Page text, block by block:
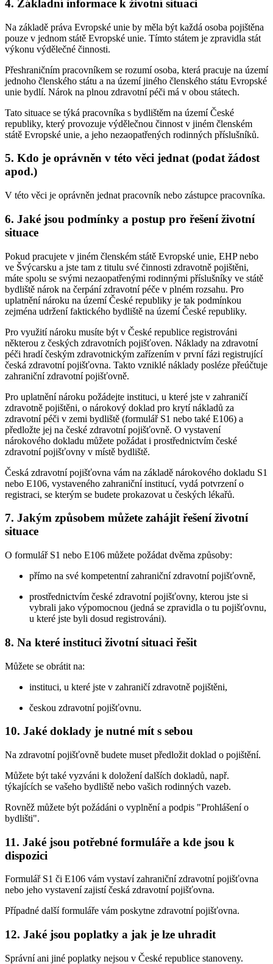
4. Základní informace k životní situaci
Na základě práva Evropské unie by měla být každá osoba pojištěna
pouze v jednom státě Evropské unie. Tímto státem je zpravidla stát
výkonu výdělečné činnosti.
Přeshraničním pracovníkem se rozumí osoba, která pracuje na území
jednoho členského státu a na území jiného členského státu Evropské
unie bydlí. Nárok na plnou zdravotní péči má v obou státech.
Tato situace se týká pracovníka s bydlištěm na území České
republiky, který provozuje výdělečnou činnost v jiném členském
státě Evropské unie, a jeho nezaopatřených rodinných příslušníků.
5. Kdo je oprávněn v této věci jednat (podat žádost
apod.)
V této věci je oprávněn jednat pracovník nebo zástupce pracovníka.
6. Jaké jsou podmínky a postup pro řešení životní
situace
Pokud pracujete v jiném členském státě Evropské unie, EHP nebo
ve Švýcarsku a jste tam z titulu své činnosti zdravotně pojištěni,
máte spolu se svými nezaopatřenými rodinnými příslušníky ve státě
bydliště nárok na čerpání zdravotní péče v plném rozsahu. Pro
uplatnění nároku na území České republiky je tak podmínkou
zejména udržení faktického bydliště na území České republiky.
Pro využití nároku musíte být v České republice registrováni
některou z českých zdravotních pojišťoven. Náklady na zdravotní
péči hradí českým zdravotnickým zařízením v první fázi registrující
česká zdravotní pojišťovna. Takto vzniklé náklady posléze přeúčtuje
zahraniční zdravotní pojišťovně.
Pro uplatnění nároku požádejte instituci, u které jste v zahraničí
zdravotně pojištěni, o nárokový doklad pro krytí nákladů za
zdravotní péči v zemi bydliště (formulář S1 nebo také E106) a
předložte jej na české zdravotní pojišťovně. O vystavení
nárokového dokladu můžete požádat i prostřednictvím české
zdravotní pojišťovny v místě bydliště.
Česká zdravotní pojišťovna vám na základě nárokového dokladu S1
nebo E106, vystaveného zahraniční institucí, vydá potvrzení o
registraci, se kterým se budete prokazovat u českých lékařů.
7. Jakým způsobem můžete zahájit řešení životní
situace
O formulář S1 nebo E106 můžete požádat dvěma způsoby:
přímo na své kompetentní zahraniční zdravotní pojišťovně,
prostřednictvím české zdravotní pojišťovny, kterou jste si
vybrali jako výpomocnou (jedná se zpravidla o tu pojišťovnu,
u které jste byli dosud registrováni).
8. Na které instituci životní situaci řešit
Můžete se obrátit na:
instituci, u které jste v zahraničí zdravotně pojištěni,
českou zdravotní pojišťovnu.
10. Jaké doklady je nutné mít s sebou
Na zdravotní pojišťovně budete muset předložit doklad o pojištění.
Můžete být také vyzváni k doložení dalších dokladů, např.
týkajících se vašeho bydliště nebo vašich rodinných vazeb.
Rovněž můžete být požádáni o vyplnění a podpis "Prohlášení o
bydlišti".
11. Jaké jsou potřebné formuláře a kde jsou k
dispozici
Formulář S1 či E106 vám vystaví zahraniční zdravotní pojišťovna
nebo jeho vystavení zajistí česká zdravotní pojišťovna.
Případné další formuláře vám poskytne zdravotní pojišťovna.
12. Jaké jsou poplatky a jak je lze uhradit
Správní ani jiné poplatky nejsou v České republice stanoveny.